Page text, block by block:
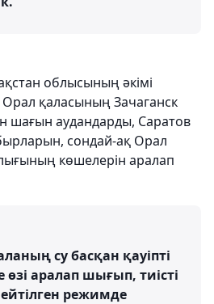
облысының әкімі
қаласының Зачаганск
шағын аудандарды, Саратов
сондай-ақ Орал
көшелерін аралап
су басқан қауіпті
аралап шығып, тиісті
режимде